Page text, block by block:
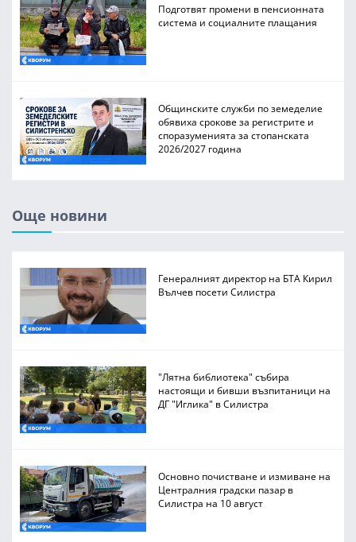
Подготвят промени в пенсионната
система и социалните плащания
Общинските служби по земеделие
обявиха срокове за регистрите и
споразуменията за стопанската
2026/2027 година
Още новини
Генералният директор на БТА Кирил
Вълчев посети Силистра
"Лятна библиотека" събира
настоящи и бивши възпитаници на
ДГ "Иглика" в Силистра
Основно почистване и измиване на
Централния градски пазар в
Силистра на 10 август